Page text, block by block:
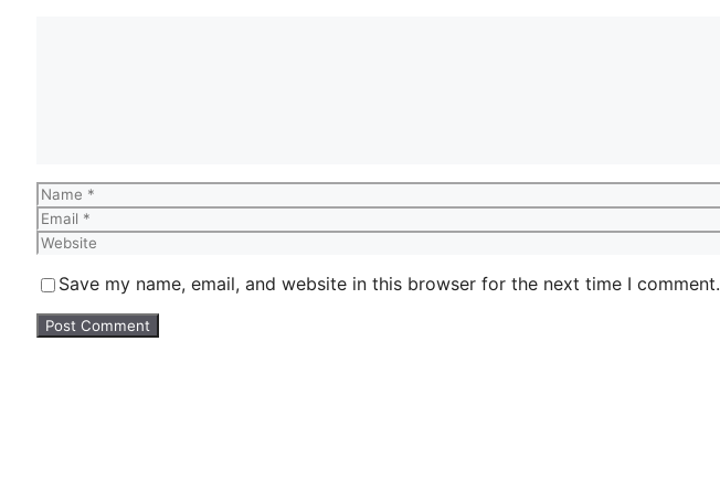
Name
Email
Website
Save my name, email, and website in this browser for the next time I comment.